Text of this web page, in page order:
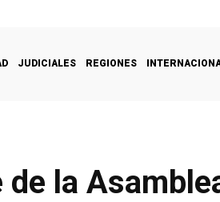
JUDICIALES REGIONES
la